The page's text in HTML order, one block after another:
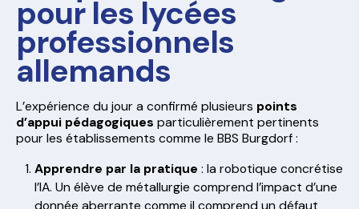
pour les lycées
professionnels
allemands
L’expérience du jour a confirmé plusieurs points
d’appui pédagogiques particulièrement pertinents
pour les établissements comme le BBS Burgdorf :
Apprendre par la pratique : la robotique concrétise
l’IA. Un élève de métallurgie comprend l’impact d’une
donnée aberrante comme il comprend un défaut